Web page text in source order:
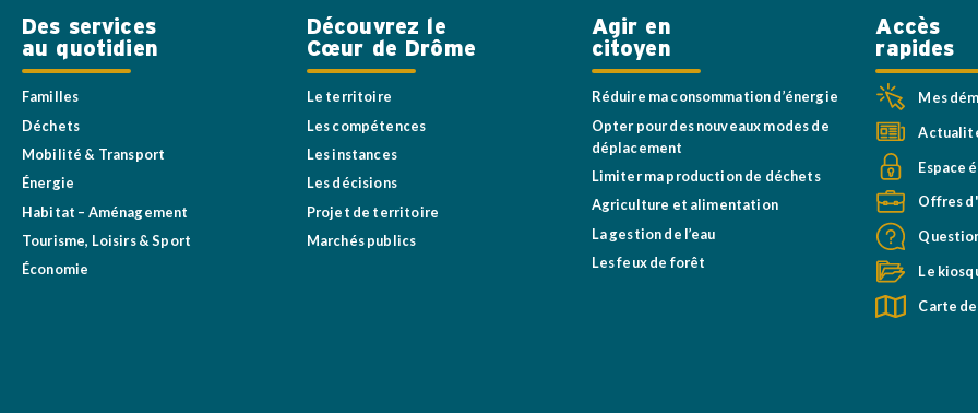
Des services
au quotidien
Familles
Déchets
Mobilité & Transport
Énergie
Habitat – Aménagement
Tourisme, Loisirs & Sport
Économie
Découvrez le
Cœur de Drôme
Le territoire
Les compétences
Les instances
Les décisions
Projet de territoire
Marchés publics
Agir en
citoyen
Réduire ma consommation d’énergie
Opter pour des nouveaux modes de
déplacement
Limiter ma production de déchets
Agriculture et alimentation
La gestion de l’eau
Les feux de forêt
Accès
rapides
Mes
Espace
Offres
Le
Carte